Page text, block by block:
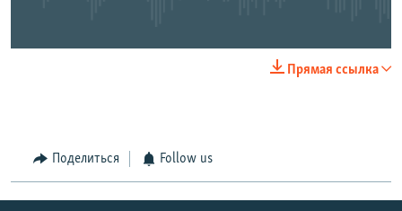
Прямая ссылка
Поделиться Follow us